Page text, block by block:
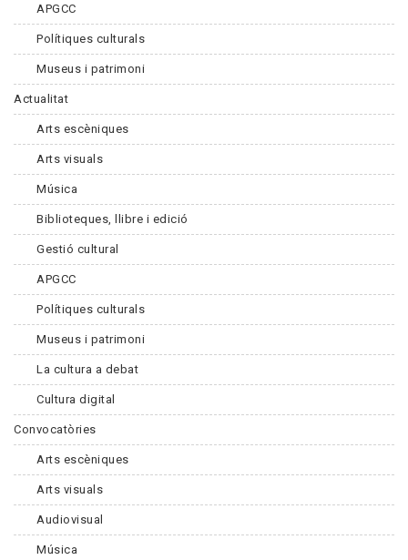
APGCC
Polítiques culturals
Museus i patrimoni
Actualitat
Arts escèniques
Arts visuals
Música
Biblioteques, llibre i edició
Gestió cultural
APGCC
Polítiques culturals
Museus i patrimoni
La cultura a debat
Cultura digital
Convocatòries
Arts escèniques
Arts visuals
Audiovisual
Música